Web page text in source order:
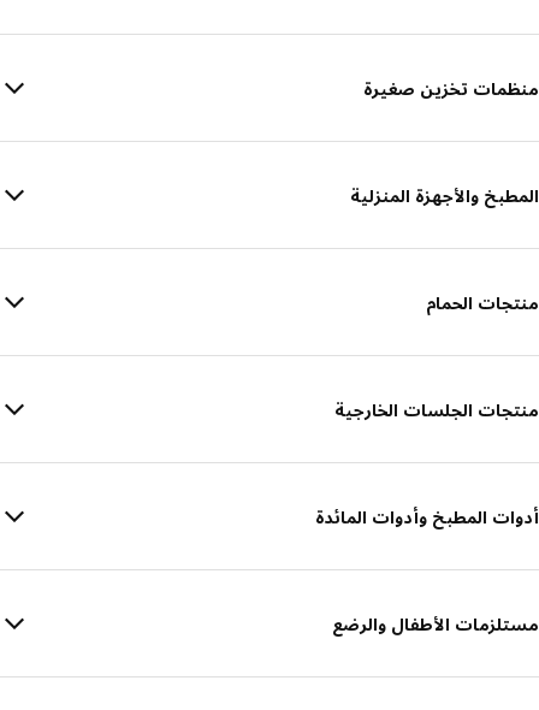
منظمات تخزين صغيرة
المطبخ والأجهزة المنزلية
منتجات الحمام
منتجات الجلسات الخارجية
أدوات المطبخ وأدوات المائدة
مستلزمات الأطفال والرضع